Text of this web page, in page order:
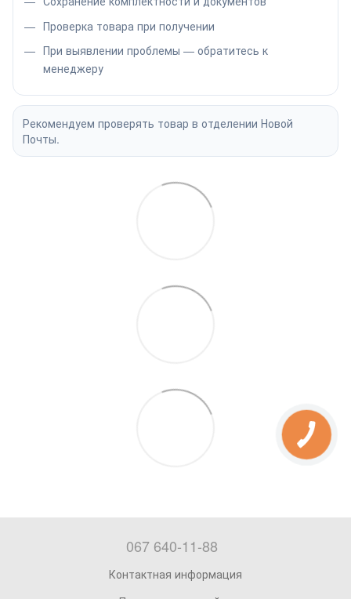
Проверка товара при получении
При выявлении проблемы — обратитесь к
менеджеру
Рекомендуем проверять товар в отделении Новой
Почты.
067 640-11-88
Контактная информация